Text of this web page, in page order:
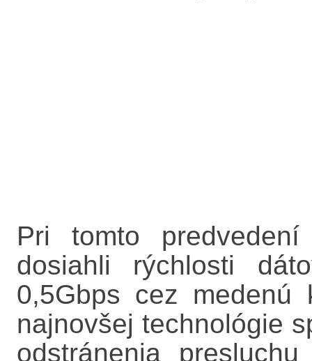
Pri tomto
dosiahli rýchlosti
0,5Gbps cez medenú
najnovšej technológie
odstránenia